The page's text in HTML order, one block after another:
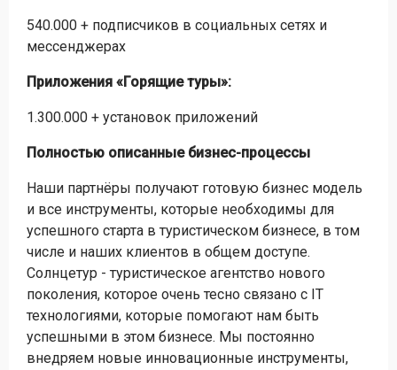
540.000 + подписчиков в социальных сетях и
мессенджерах
Приложения «Горящие туры»:
1.300.000 + установок приложений
Полностью описанные бизнес-процессы
Наши партнёры получают готовую бизнес модель
и все инструменты, которые необходимы для
успешного старта в туристическом бизнесе, в том
числе и наших клиентов в общем доступе.
Солнцетур - туристическое агентство нового
поколения, которое очень тесно связано с IT
технологиями, которые помогают нам быть
успешными в этом бизнесе. Мы постоянно
внедряем новые инновационные инструменты,